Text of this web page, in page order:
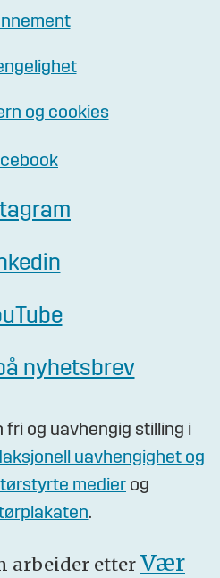
og cookies
nyhetsbrev
fri og uavhengig stilling i
uavhengighet og
medier og
.
arbeider etter Vær